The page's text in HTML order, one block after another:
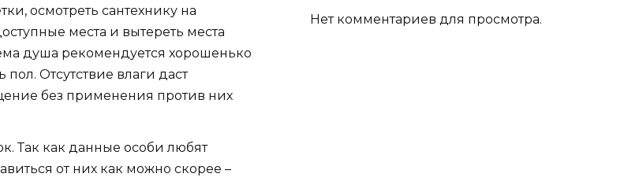
осмотреть сантехнику на
места и вытереть места
душа рекомендуется хорошенько
Отсутствие влаги даст
без применения против них
Так как данные особи любят
от них как можно скорее –
Нет комментариев для просмотра.